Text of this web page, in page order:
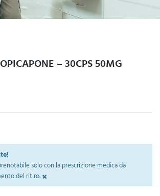
– 30CPS 50MG
solo con la prescrizione medica da
del ritiro.×